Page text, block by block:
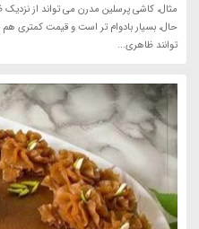
مثال، کاشی پرسلین مدرن می تواند از نزدیک
حال، بسیار بادوام تر است و قیمت کمتری
توانند ظاهری...